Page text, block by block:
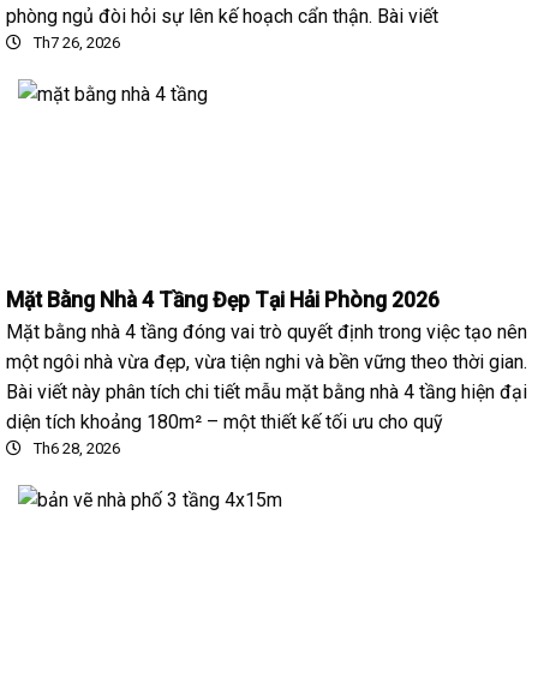
phòng ngủ đòi hỏi sự lên kế hoạch cẩn thận. Bài viết
Th7 26, 2026
Mặt Bằng Nhà 4 Tầng Đẹp Tại Hải Phòng 2026
Mặt bằng nhà 4 tầng đóng vai trò quyết định trong việc tạo nên
một ngôi nhà vừa đẹp, vừa tiện nghi và bền vững theo thời gian.
Bài viết này phân tích chi tiết mẫu mặt bằng nhà 4 tầng hiện đại
diện tích khoảng 180m² – một thiết kế tối ưu cho quỹ
Th6 28, 2026